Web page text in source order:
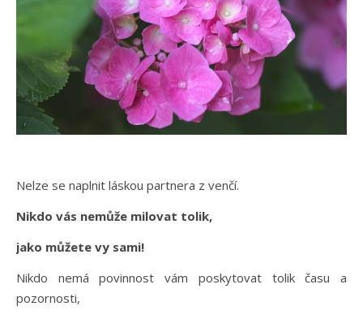
Nelze se naplnit láskou partnera z venčí.
Nikdo vás nemůže milovat tolik,
jako můžete vy sami!
Nikdo nemá povinnost vám poskytovat tolik času a
pozornosti,